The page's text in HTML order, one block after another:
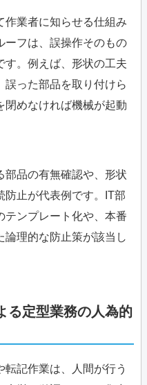
作業者に知らせる仕組み
ーフは、誤操作そのもの
す。例えば、形状の工夫
誤った部品を取り付けら
閉めなければ機械が起動
部品の有無確認や、形状
防止が代表例です。IT部
テンプレート化や、本番
論理的な防止策が該当し
る定型業務の人為的
記作業は、人間が行う